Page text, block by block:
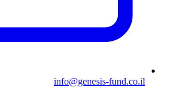
info@genesis-fund.co.il